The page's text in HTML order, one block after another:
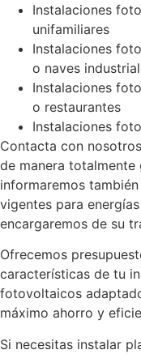
Instalaciones
unifamiliares
Instalaciones
o naves
Instalaciones
o restaurantes
Instalaciones
Contacta con
de manera
informaremos
vigentes para
encargaremos de su
Ofrecemos
características de tu
fotovoltaicos
máximo ahorro y
Si necesitas instalar